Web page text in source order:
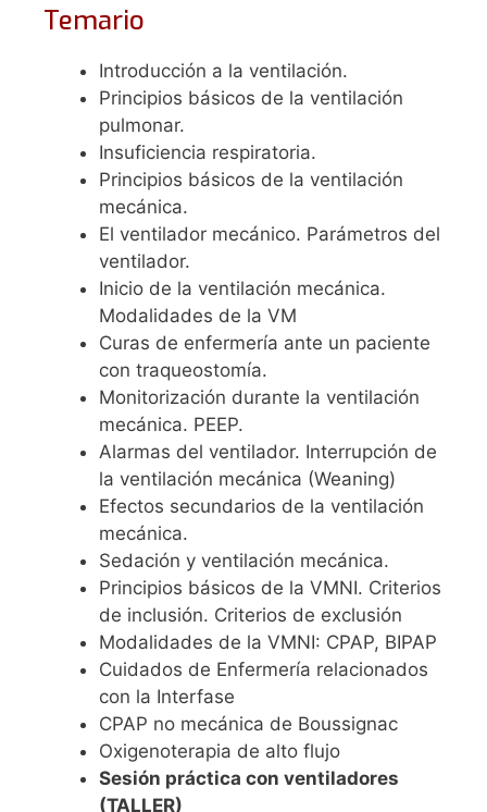
Temario
Introducción a la ventilación.
Principios básicos de la ventilación
pulmonar.
Insuficiencia respiratoria.
Principios básicos de la ventilación
mecánica.
El ventilador mecánico. Parámetros del
ventilador.
Inicio de la ventilación mecánica.
Modalidades de la VM
Curas de enfermería ante un paciente
con traqueostomía.
Monitorización durante la ventilación
mecánica. PEEP.
Alarmas del ventilador. Interrupción de
la ventilación mecánica (Weaning)
Efectos secundarios de la ventilación
mecánica.
Sedación y ventilación mecánica.
Principios básicos de la VMNI. Criterios
de inclusión. Criterios de exclusión
Modalidades de la VMNI: CPAP, BIPAP
Cuidados de Enfermería relacionados
con la Interfase
CPAP no mecánica de Boussignac
Oxigenoterapia de alto flujo
Sesión práctica con ventiladores
(TALLER)